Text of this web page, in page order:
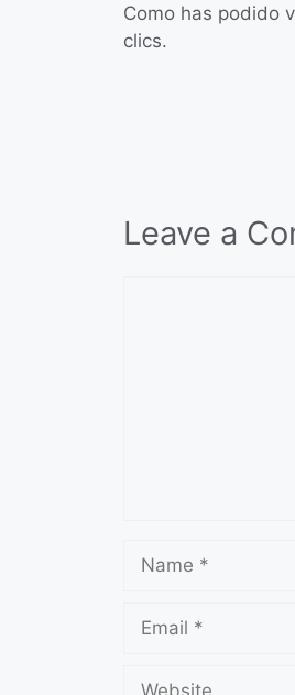
Como has podido
clics.
Leave a
Name
Email
Website